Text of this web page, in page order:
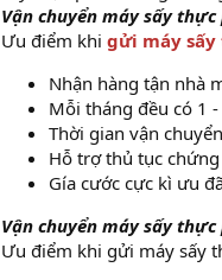
Vận chuyển máy sấy
Ưu điểm khi gửi máy sấy
Nhận hàng tận nhà
Mỗi tháng đều có 1
Thời gian vận
Hỗ trợ thủ tục
Gía cước cực kì ưu
Vận chuyển máy sấy
Ưu điểm khi gửi máy sấy